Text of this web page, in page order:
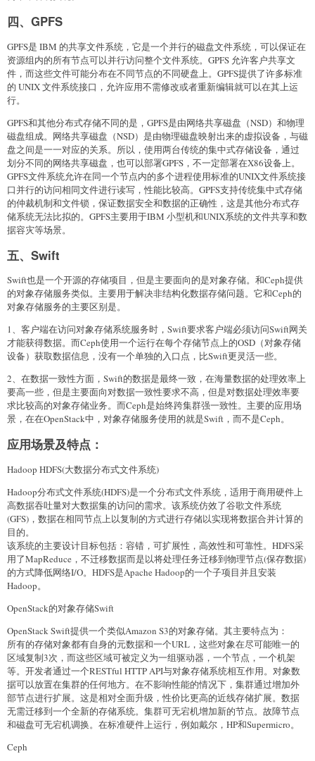
四、GPFS
GPFS是 IBM 的共享文件系统，它是一个并行的磁盘文件系统，可以保证在
资源组内的所有节点可以并行访问整个文件系统。GPFS 允许客户共享文
件，而这些文件可能分布在不同节点的不同硬盘上。GPFS提供了许多标准
的 UNIX 文件系统接口，允许应用不需修改或者重新编辑就可以在其上运
行。
GPFS和其他分布式存储不同的是，GPFS是由网络共享磁盘（NSD）和物理
磁盘组成。网络共享磁盘（NSD）是由物理磁盘映射出来的虚拟设备，与磁
盘之间是一一对应的关系。所以，使用两台传统的集中式存储设备，通过
划分不同的网络共享磁盘，也可以部署GPFS，不一定部署在X86设备上。
GPFS文件系统允许在同一个节点内的多个进程使用标准的UNIX文件系统接
口并行的访问相同文件进行读写，性能比较高。GPFS支持传统集中式存储
的仲裁机制和文件锁，保证数据安全和数据的正确性，这是其他分布式存
储系统无法比拟的。GPFS主要用于IBM 小型机和UNIX系统的文件共享和数
据容灾等场景。
五、Swift
Swift也是一个开源的存储项目，但是主要面向的是对象存储。和Ceph提供
的对象存储服务类似。主要用于解决非结构化数据存储问题。它和Ceph的
对象存储服务的主要区别是。
1、客户端在访问对象存储系统服务时，Swift要求客户端必须访问Swift网关
才能获得数据。而Ceph使用一个运行在每个存储节点上的OSD（对象存储
设备）获取数据信息，没有一个单独的入口点，比Swift更灵活一些。
2、在数据一致性方面，Swift的数据是最终一致，在海量数据的处理效率上
要高一些，但是主要面向对数据一致性要求不高，但是对数据处理效率要
求比较高的对象存储业务。而Ceph是始终跨集群强一致性。主要的应用场
景，在在OpenStack中，对象存储服务使用的就是Swift，而不是Ceph。
应用场景及特点：
Hadoop HDFS(大数据分布式文件系统)
Hadoop分布式文件系统(HDFS)是一个分布式文件系统，适用于商用硬件上
高数据吞吐量对大数据集的访问的需求。该系统仿效了谷歌文件系统
(GFS)，数据在相同节点上以复制的方式进行存储以实现将数据合并计算的
目的。
该系统的主要设计目标包括：容错，可扩展性，高效性和可靠性。HDFS采
用了MapReduce，不迁移数据而是以将处理任务迁移到物理节点(保存数据)
的方式降低网络I/O。HDFS是Apache Hadoop的一个子项目并且安装
Hadoop。
OpenStack的对象存储Swift
OpenStack Swift提供一个类似Amazon S3的对象存储。其主要特点为：
所有的存储对象都有自身的元数据和一个URL，这些对象在尽可能唯一的
区域复制3次，而这些区域可被定义为一组驱动器，一个节点，一个机架
等。开发者通过一个RESTful HTTP API与对象存储系统相互作用。对象数
据可以放置在集群的任何地方。在不影响性能的情况下，集群通过增加外
部节点进行扩展。这是相对全面升级，性价比更高的近线存储扩展。数据
无需迁移到一个全新的存储系统。集群可无宕机增加新的节点。故障节点
和磁盘可无宕机调换。在标准硬件上运行，例如戴尔，HP和Supermicro。
Ceph